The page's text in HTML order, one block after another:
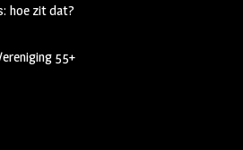
hoe zit dat?
55+